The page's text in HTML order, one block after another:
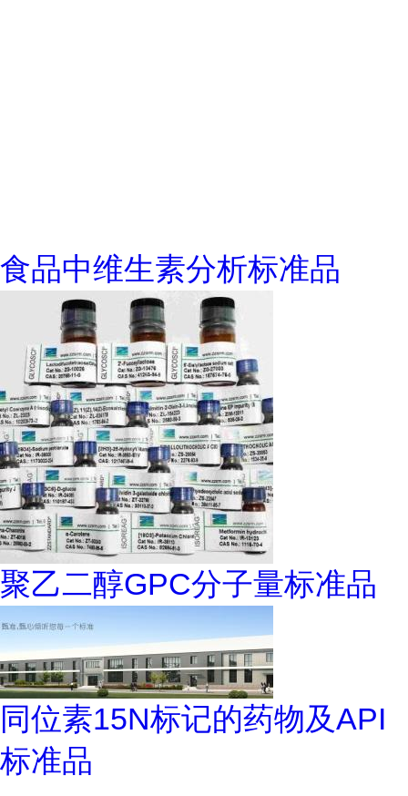
食品中维生素分析标准品
聚乙二醇GPC分子量标准品
同位素15N标记的药物及API
标准品